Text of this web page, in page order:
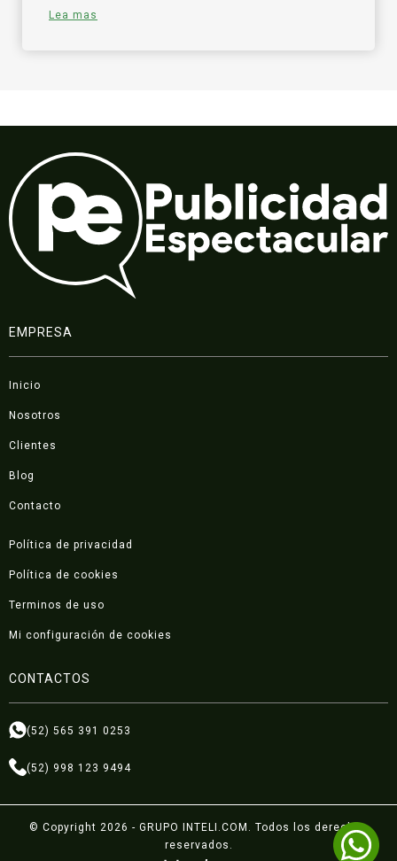
Lea mas
EMPRESA
Inicio
Nosotros
Clientes
Blog
Contacto
Política de privacidad
Política de cookies
Terminos de uso
Mi configuración de cookies
CONTACTOS
(52) 565 391 0253
(52) 998 123 9494
© Copyright 2026 - GRUPO INTELI.COM. Todos los derechos
reservados.